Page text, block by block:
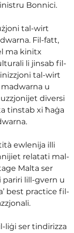
Bonnici.
tal-wirt
Fil-fatt,
ma kinitx
li jinsab fil-
tal-wirt
u
diversi
tinstab xi ħaġa
ewlenija illi
relatati mal-
Malta ser
lill-gvern u
best practice fil-
liġi ser tindirizza